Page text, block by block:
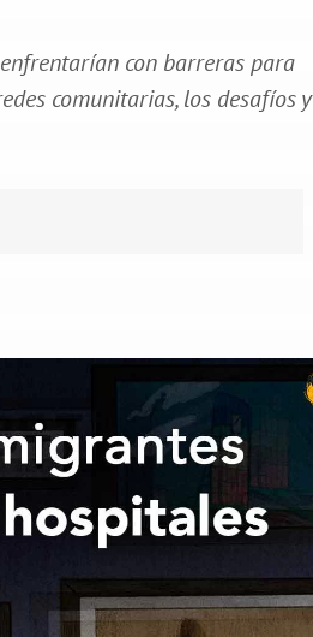
con barreras para
comunitarias, los desafíos